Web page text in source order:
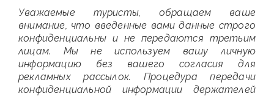
Уважаемые туристы, обращаем ваше
внимание, что введенные вами данные строго
конфиденциальны и не передаются третьим
лицам. Мы не используем вашу личную
информацию без вашего согласия для
рекламных рассылок. Процедура передачи
конфиденциальной информации держателей